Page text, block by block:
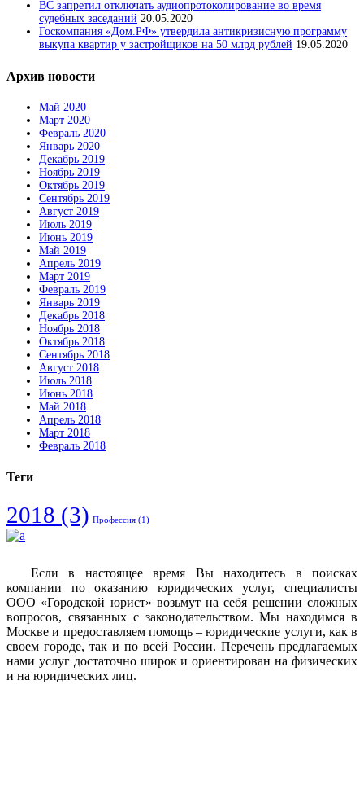
ВС запретил отключать аудиопротоколирование во время
судебных заседаний 20.05.2020
Госкомпания «Дом.РФ» утвердила антикризисную программу
выкупа квартир у застройщиков на 50 млрд рублей 19.05.2020
Архив новости
Май 2020
Март 2020
Февраль 2020
Январь 2020
Декабрь 2019
Ноябрь 2019
Октябрь 2019
Сентябрь 2019
Август 2019
Июль 2019
Июнь 2019
Май 2019
Апрель 2019
Март 2019
Февраль 2019
Январь 2019
Декабрь 2018
Ноябрь 2018
Октябрь 2018
Сентябрь 2018
Август 2018
Июль 2018
Июнь 2018
Май 2018
Апрель 2018
Март 2018
Февраль 2018
Теги
2018 (3) Профессия (1)
Если в настоящее время Вы находитесь в поисках
компании по оказанию юридических услуг, специалисты
ООО «Городской юрист» возьмут на себя решении сложных
вопросов, связанных с законодательством. Мы находимся в
Москве и предоставляем помощь – юридические услуги, как в
своем городе, так и по всей России. Перечень предлагаемых
нами услуг достаточно широк и ориентирован на физических
и на юридических лиц.